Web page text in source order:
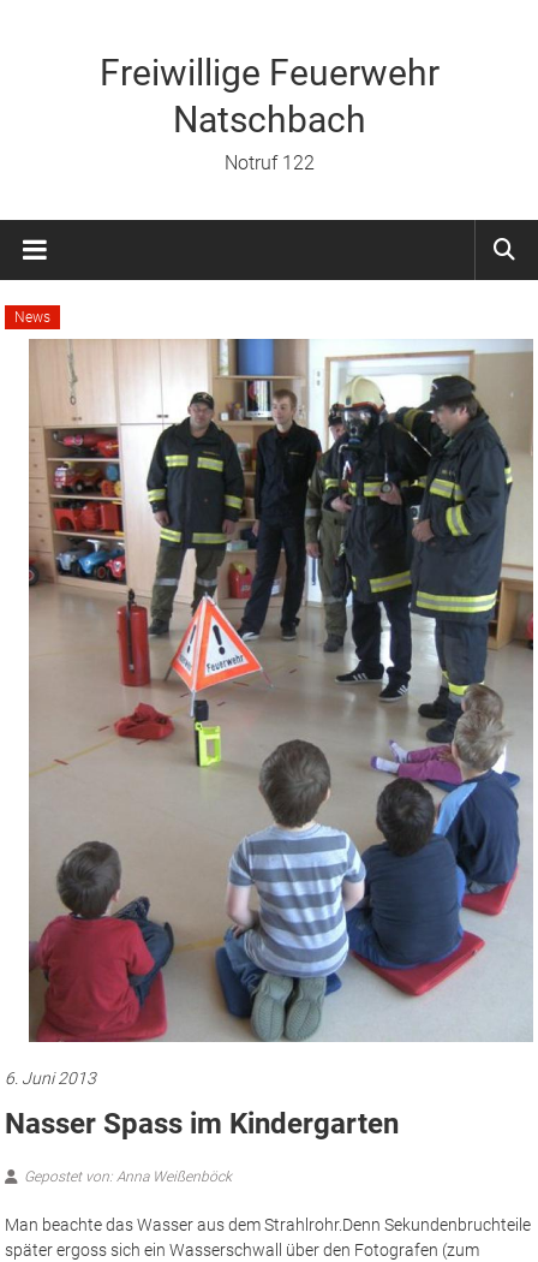
Freiwillige Feuerwehr
Natschbach
Notruf 122
News
6. Juni 2013
Nasser Spass im Kindergarten
Gepostet von: Anna Weißenböck
Man beachte das Wasser aus dem Strahlrohr.
Leidwesen vom Kommandant, dieser war der Fotograf aber zum Spaß